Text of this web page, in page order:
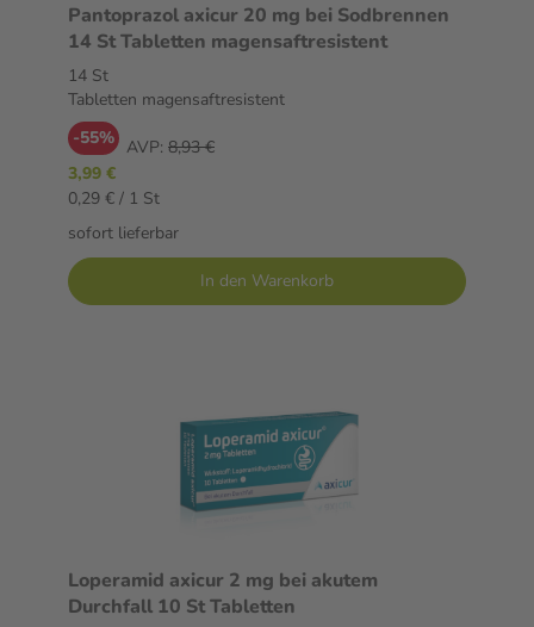
Pantoprazol axicur 20 mg bei Sodbrennen
14 St Tabletten magensaftresistent
14 St
Tabletten magensaftresistent
-55% AVP: 8,93 €
3,99 €
0,29 € / 1 St
sofort lieferbar
In den Warenkorb
Loperamid axicur 2 mg bei akutem
Durchfall 10 St Tabletten